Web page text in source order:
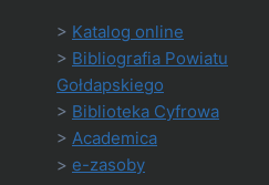
> Katalog online
> Bibliografia Powiatu
Gołdapskiego
> Biblioteka Cyfrowa
> Academica
> e-zasoby